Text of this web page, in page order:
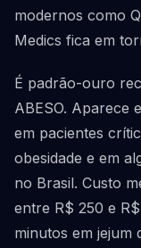
modernos como
Medics fica em
É padrão-ouro
ABESO. Aparece
em pacientes
obesidade e em
no Brasil. Custo
entre R$ 250 e
minutos em jejum